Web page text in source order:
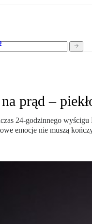
prąd –
24-godzinnego
emocje nie muszą